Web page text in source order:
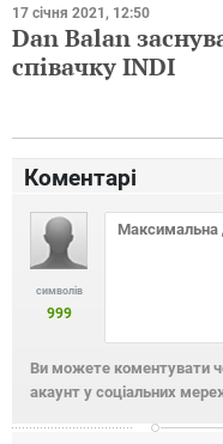
17 січня 2021, 12:50
Dan Balan
співачку INDI
Коментарі
символів
999
Ви можете коментувати
акаунт у соціальних